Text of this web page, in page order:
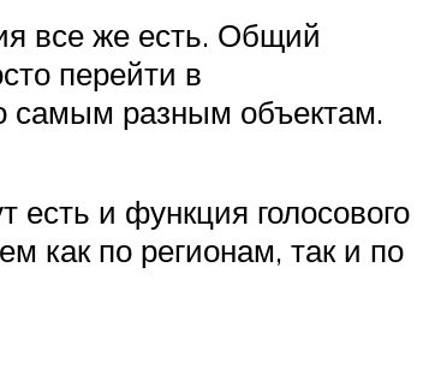
все же есть. Общий
перейти в
самым разным объектам.
есть и функция голосового
как по регионам, так и по